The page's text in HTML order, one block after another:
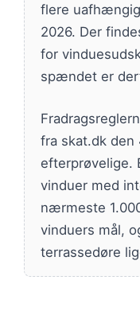
flere
2026. Der
for
spændet er
fra skat.dk den
efterprøvelige.
vinduer med
nærmeste
vinduers mål,
terrassedøre